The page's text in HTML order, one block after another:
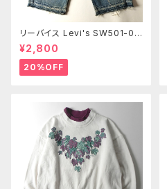
リーバイス Levi's SW501-00
43 13OZデニム ユーズドルック
ボタンフライ クラッシュ加工ハ
ーフパンツ ショーツ L レディー
ス m0723-7
¥2,800
20%OFF